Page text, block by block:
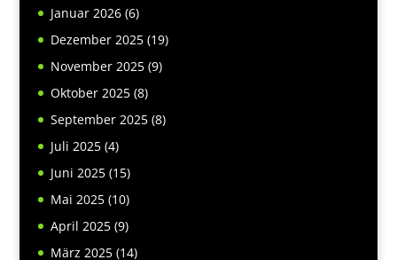
Januar 2026(6)
Dezember 2025(19)
November 2025(9)
Oktober 2025(8)
September 2025(8)
Juli 2025(4)
Juni 2025(15)
Mai 2025(10)
April 2025(9)
März 2025(14)